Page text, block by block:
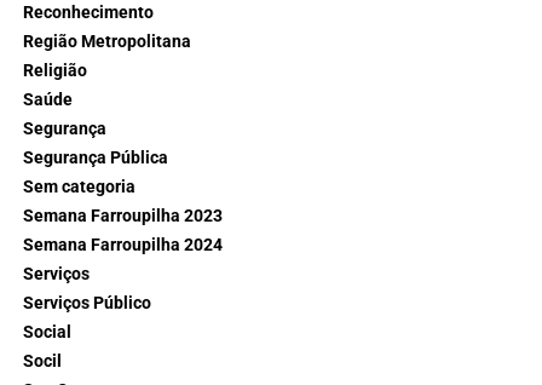
Reconhecimento
Região Metropolitana
Religião
Saúde
Segurança
Segurança Pública
Sem categoria
Semana Farroupilha 2023
Semana Farroupilha 2024
Serviços
Serviços Público
Social
Socil